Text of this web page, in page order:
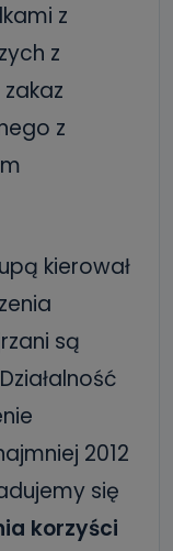
z
z
z
kierował
są
2012
się
korzyści